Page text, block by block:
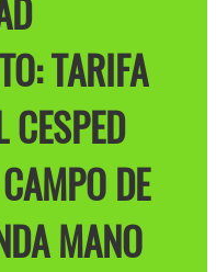
TARIFA
CESPED
DE
MANO